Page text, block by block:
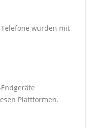
Telefone wurden mit
Plattformen.